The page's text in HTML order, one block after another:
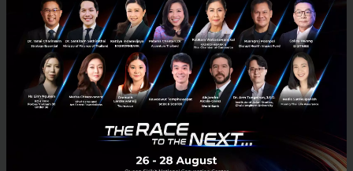
สิ่งที่อยากแนะนำ Angel มือใหม่ มีอะไรบ้างคะ
หลักเกณฑ์ของพี่ป้อมมีอยู่ 2 อย่าง คือ
มอง Business Model ให้ออก: โมเดลทางธุรกิจต้อง
เป็นจริงได้ แก้ปัญหาสังคมได้ แพลตฟอร์มต้องไม่ซับ
ซ้อน ใช้งานง่าย ดูแล้วคนอยากเข้าไปใช้
: โดยเฉพาะผู้ก่อตั้ง (Founders) เป็น